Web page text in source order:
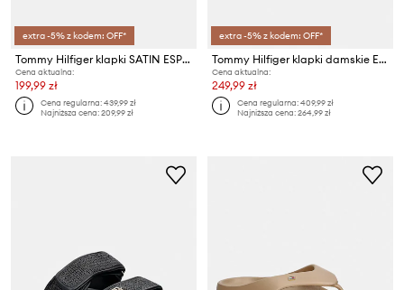
extra -5% z kodem: OFF*
Tommy Hilfiger klapki SATIN ESPADRILLE MULE
Cena aktualna:
199,99 zł
Cena regularna:439,99 zł
Najniższa cena:209,99 zł
extra -5% z kodem: OFF*
Tommy Hilfiger klapki damskie ESPADRILLE MULE SANDAL RAFFIA
Cena aktualna:
249,99 zł
Cena regularna:409,99 zł
Najniższa cena:264,99 zł